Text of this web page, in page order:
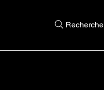
Recherche